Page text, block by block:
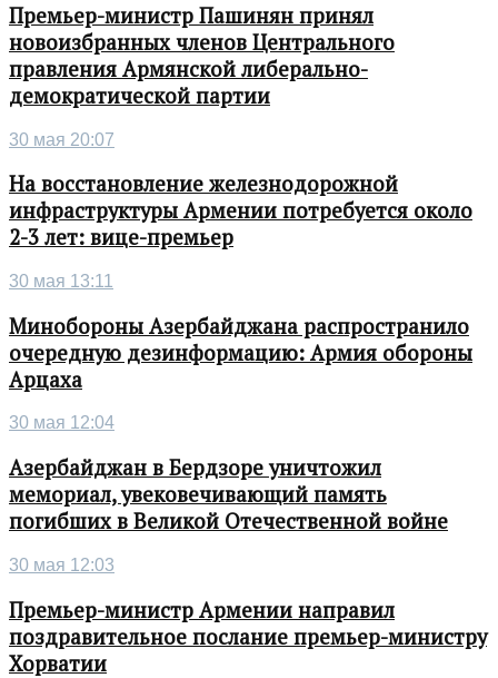
Премьер-министр Пашинян принял
новоизбранных членов Центрального
правления Армянской либерально-
демократической партии
30 мая 20:07
На восстановление железнодорожной
инфраструктуры Армении потребуется около
2-3 лет: вице-премьер
30 мая 13:11
Минобороны Азербайджана распространило
очередную дезинформацию: Армия обороны
Арцаха
30 мая 12:04
Азербайджан в Бердзоре уничтожил
мемориал, увековечивающий память
погибших в Великой Отечественной войне
30 мая 12:03
Премьер-министр Армении направил
поздравительное послание премьер-министру
Хорватии